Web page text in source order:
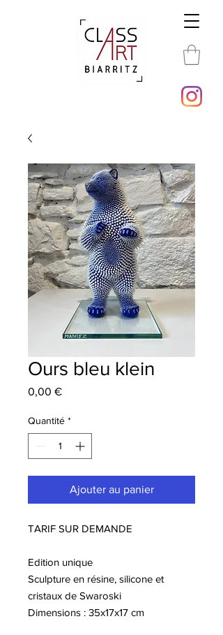
Ours bleu klein
0,00 €Prix
Quantité *
Ajouter au panier
TARIF SUR DEMANDE
Edition unique
Sculpture en résine, silicone et
cristaux de Swaroski
Dimensions : 35x17x17 cm